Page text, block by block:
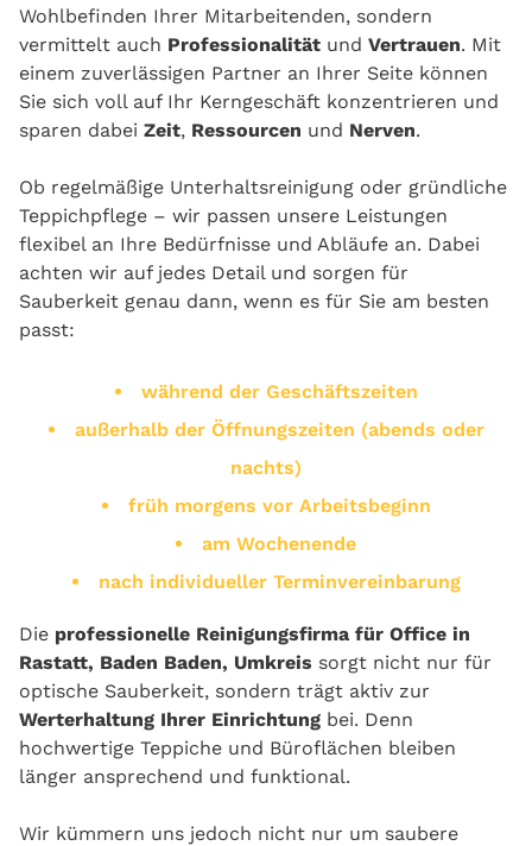
Wohlbefinden Ihrer Mitarbeitenden, sondern
vermittelt auch Professionalität und Vertrauen. Mit
einem zuverlässigen Partner an Ihrer Seite können
Sie sich voll auf Ihr Kerngeschäft konzentrieren und
sparen dabei Zeit, Ressourcen und Nerven.
Ob regelmäßige Unterhaltsreinigung oder gründliche
Teppichpflege – wir passen unsere Leistungen
flexibel an Ihre Bedürfnisse und Abläufe an. Dabei
achten wir auf jedes Detail und sorgen für
Sauberkeit genau dann, wenn es für Sie am besten
passt:
während der Geschäftszeiten
außerhalb der Öffnungszeiten (abends oder
nachts)
früh morgens vor Arbeitsbeginn
am Wochenende
nach individueller Terminvereinbarung
Die professionelle Reinigungsfirma für Office in
Rastatt, Baden Baden, Umkreis sorgt nicht nur für
optische Sauberkeit, sondern trägt aktiv zur
Werterhaltung Ihrer Einrichtung bei. Denn
hochwertige Teppiche und Büroflächen bleiben
länger ansprechend und funktional.
Wir kümmern uns jedoch nicht nur um saubere